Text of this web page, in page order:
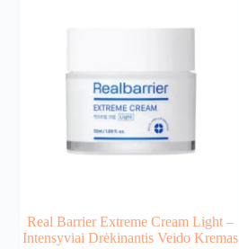
Real Barrier Extreme Cream Light –
Intensyviai Drėkinantis Veido Kremas